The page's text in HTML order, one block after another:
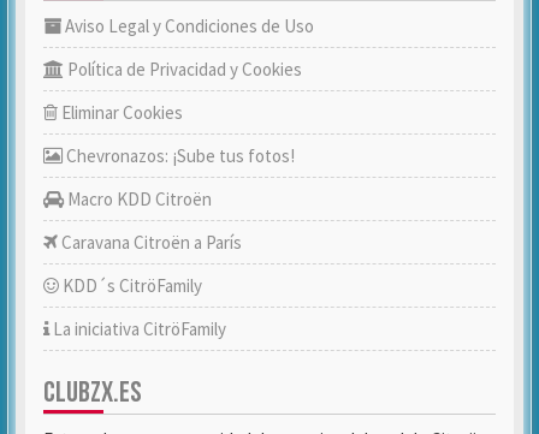
Aviso Legal y Condiciones de Uso
Política de Privacidad y Cookies
Eliminar Cookies
Chevronazos: ¡Sube tus fotos!
Macro KDD Citroën
Caravana Citroën a París
KDD´s CitröFamily
La iniciativa CitröFamily
CLUBZX.ES